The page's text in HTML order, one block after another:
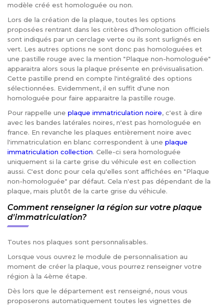
modèle créé est homologuée ou non.
Lors de la création de la plaque, toutes les options
proposées rentrant dans les critères d’homologation officiels
sont indiqués par un cerclage verte ou ils sont surlignés en
vert. Les autres options ne sont donc pas homologuées et
une pastille rouge avec la mention "Plaque non-homologuée"
apparaitra alors sous la plaque présente en prévisualisation.
Cette pastille prend en compte l'intégralité des options
sélectionnées. Evidemment, il en suffit d'une non
homologuée pour faire apparaitre la pastille rouge.
Pour rappelle une plaque immatriculation noire, c'est à dire
avec les bandes latérales noires, n'est pas homologuée en
france. En revanche les plaques entièrement noire avec
l'immatriculation en blanc correspondent à une plaque
immatriculation collection. Celle-ci sera homologuée
uniquement si la carte grise du véhicule est en collection
aussi. C'est donc pour cela qu'elles sont affichées en "Plaque
non-homologuée" par défaut. Cela n'est pas dépendant de la
plaque, mais plutôt de la carte grise du véhicule.
Comment renseigner la région sur votre plaque
d'immatriculation?
Toutes nos plaques sont personnalisables.
Lorsque vous ouvrez le module de personnalisation au
moment de créer la plaque, vous pourrez renseigner votre
région à la 4ème étape.
Dès lors que le département est renseigné, nous vous
proposerons automatiquement toutes les vignettes de